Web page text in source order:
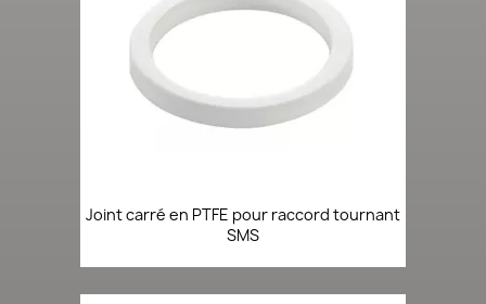
Joint carré en PTFE pour raccord tournant
SMS